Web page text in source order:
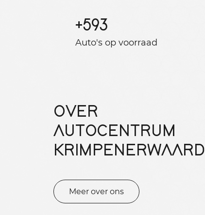
+593
Auto's op voorraad
OVER
AUTOCENTRUM
KRIMPENERWAARD
Meer over ons